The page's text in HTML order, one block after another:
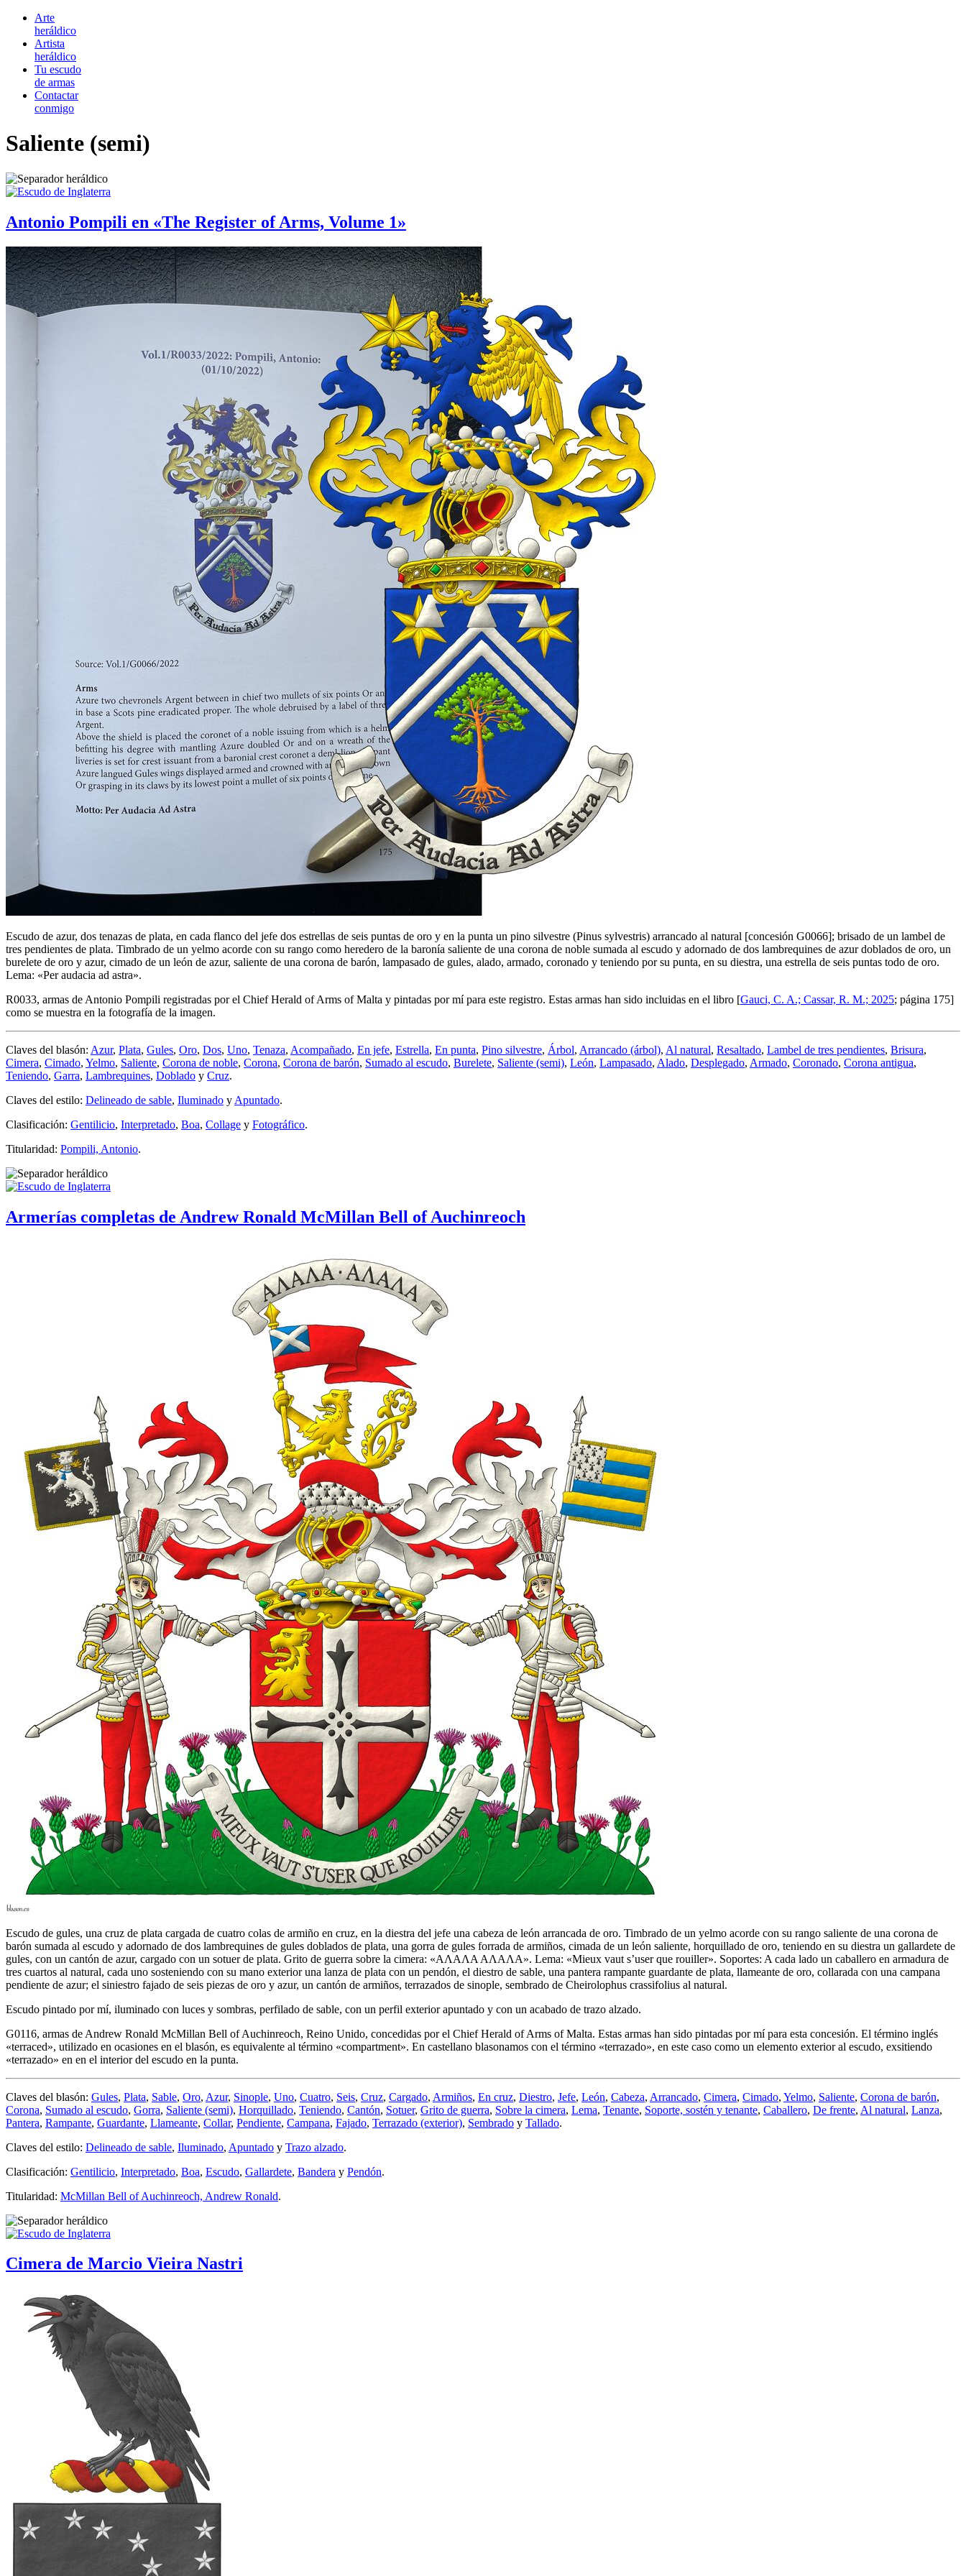
Arte
heráldico
Artista
heráldico
Tu escudo
de armas
Contactar
conmigo
Saliente (semi)
Antonio Pompili en «The Register of Arms, Volume 1»
Escudo de azur, dos tenazas de plata, en cada flanco del jefe dos estrellas de seis puntas de oro y en la punta un pino silvestre (Pinus sylvestris) arrancado al natural [concesión G0066]; brisado de un lambel de
tres pendientes de plata. Timbrado de un yelmo acorde con su rango como heredero de la baronía saliente de una corona de noble sumada al escudo y adornado de dos lambrequines de azur doblados de oro, un
burelete de oro y azur, cimado de un león de azur, saliente de una corona de barón, lampasado de gules, alado, armado, coronado y teniendo por su punta, en su diestra, una estrella de seis puntas todo de oro.
Lema: «Per audacia ad astra».
R0033, armas de Antonio Pompili registradas por el Chief Herald of Arms of Malta y pintadas por mí para este registro. Estas armas han sido incluidas en el libro [Gauci, C. A.; Cassar, R. M.; 2025; página 175]
como se muestra en la fotografía de la imagen.
Claves del blasón: Azur, Plata, Gules, Oro, Dos, Uno, Tenaza, Acompañado, En jefe, Estrella, En punta, Pino silvestre, Árbol, Arrancado (árbol), Al natural, Resaltado, Lambel de tres pendientes, Brisura,
Cimera, Cimado, Yelmo, Saliente, Corona de noble, Corona, Corona de barón, Sumado al escudo, Burelete, Saliente (semi), León, Lampasado, Alado, Desplegado, Armado, Coronado, Corona antigua,
Teniendo, Garra, Lambrequines, Doblado y Cruz.
Claves del estilo: Delineado de sable, Iluminado y Apuntado.
Clasificación: Gentilicio, Interpretado, Boa, Collage y Fotográfico.
Titularidad: Pompili, Antonio.
Armerías completas de Andrew Ronald McMillan Bell of Auchinreoch
Escudo de gules, una cruz de plata cargada de cuatro colas de armiño en cruz, en la diestra del jefe una cabeza de león arrancada de oro. Timbrado de un yelmo acorde con su rango saliente de una corona de
barón sumada al escudo y adornado de dos lambrequines de gules doblados de plata, una gorra de gules forrada de armiños, cimada de un león saliente, horquillado de oro, teniendo en su diestra un gallardete de
gules, con un cantón de azur, cargado con un sotuer de plata. Grito de guerra sobre la cimera: «ΑΛΑΛΑ ΑΛΑΛΑ». Lema: «Mieux vaut s’user que rouiller». Soportes: A cada lado un caballero en armadura de
tres cuartos al natural, cada uno sosteniendo con su mano exterior una lanza de plata con un pendón, el diestro de sable, una pantera rampante guardante de plata, llameante de oro, collarada con una campana
pendiente de azur; el siniestro fajado de seis piezas de oro y azur, un cantón de armiños, terrazados de sinople, sembrado de Cheirolophus crassifolius al natural.
Escudo pintado por mí, iluminado con luces y sombras, perfilado de sable, con un perfil exterior apuntado y con un acabado de trazo alzado.
G0116, armas de Andrew Ronald McMillan Bell of Auchinreoch, Reino Unido, concedidas por el Chief Herald of Arms of Malta. Estas armas han sido pintadas por mí para esta concesión. El término inglés
«terraced», utilizado en ocasiones en el blasón, es equivalente al término «compartment». En castellano blasonamos con el término «terrazado», en este caso como un elemento exterior al escudo, exsitiendo
«terrazado» en en el interior del escudo en la punta.
Claves del blasón: Gules, Plata, Sable, Oro, Azur, Sinople, Uno, Cuatro, Seis, Cruz, Cargado, Armiños, En cruz, Diestro, Jefe, León, Cabeza, Arrancado, Cimera, Cimado, Yelmo, Saliente, Corona de barón,
Corona, Sumado al escudo, Gorra, Saliente (semi), Horquillado, Teniendo, Cantón, Sotuer, Grito de guerra, Sobre la cimera, Lema, Tenante, Soporte, sostén y tenante, Caballero, De frente, Al natural, Lanza,
Pantera, Rampante, Guardante, Llameante, Collar, Pendiente, Campana, Fajado, Terrazado (exterior), Sembrado y Tallado.
Claves del estilo: Delineado de sable, Iluminado, Apuntado y Trazo alzado.
Clasificación: Gentilicio, Interpretado, Boa, Escudo, Gallardete, Bandera y Pendón.
Titularidad: McMillan Bell of Auchinreoch, Andrew Ronald.
Cimera de Marcio Vieira Nastri